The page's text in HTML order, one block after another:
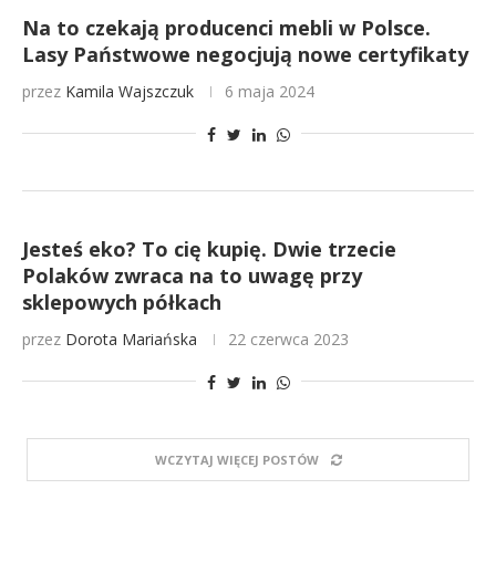
Na to czekają producenci mebli w Polsce.
Lasy Państwowe negocjują nowe certyfikaty
przez Kamila Wajszczuk 6 maja 2024
Jesteś eko? To cię kupię. Dwie trzecie
Polaków zwraca na to uwagę przy
sklepowych półkach
przez Dorota Mariańska 22 czerwca 2023
WCZYTAJ WIĘCEJ POSTÓW